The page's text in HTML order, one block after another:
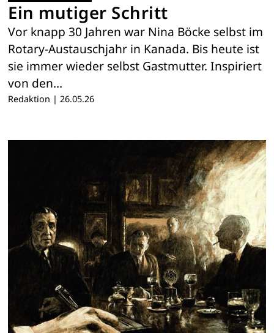
Ein mutiger Schritt
Vor knapp 30 Jahren war Nina Böcke selbst im
Rotary-Austauschjahr in Kanada. Bis heute ist
sie immer wieder selbst Gastmutter. Inspiriert
von den…
Redaktion | 26.05.26